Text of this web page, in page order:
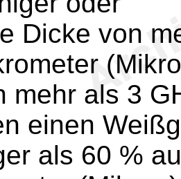
Dicke von
mehr als 3
einen
als 60 %